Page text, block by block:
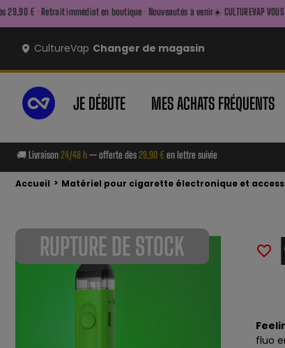
immédiat en boutique · Nouveautés à venir☀️ CULTUREVAP VOUS SOUHAITE
CultureVap Changer de magasin
JE DÉBUTE MES ACHATS FRÉQUENTS
🚚 Livraison24/48 h— offerte dès29,90 € en lettre suivie
Accueil > Matériel pour cigarette électronique et
RUPTURE DE STOCK favorite_border
fluo